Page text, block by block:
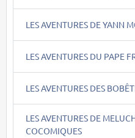
LES AVENTURES DE YANN
LES AVENTURES DU PAPE
LES AVENTURES DES
LES AVENTURES DE
COCOMIQUES